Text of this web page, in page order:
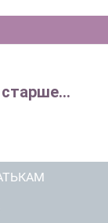
старше...